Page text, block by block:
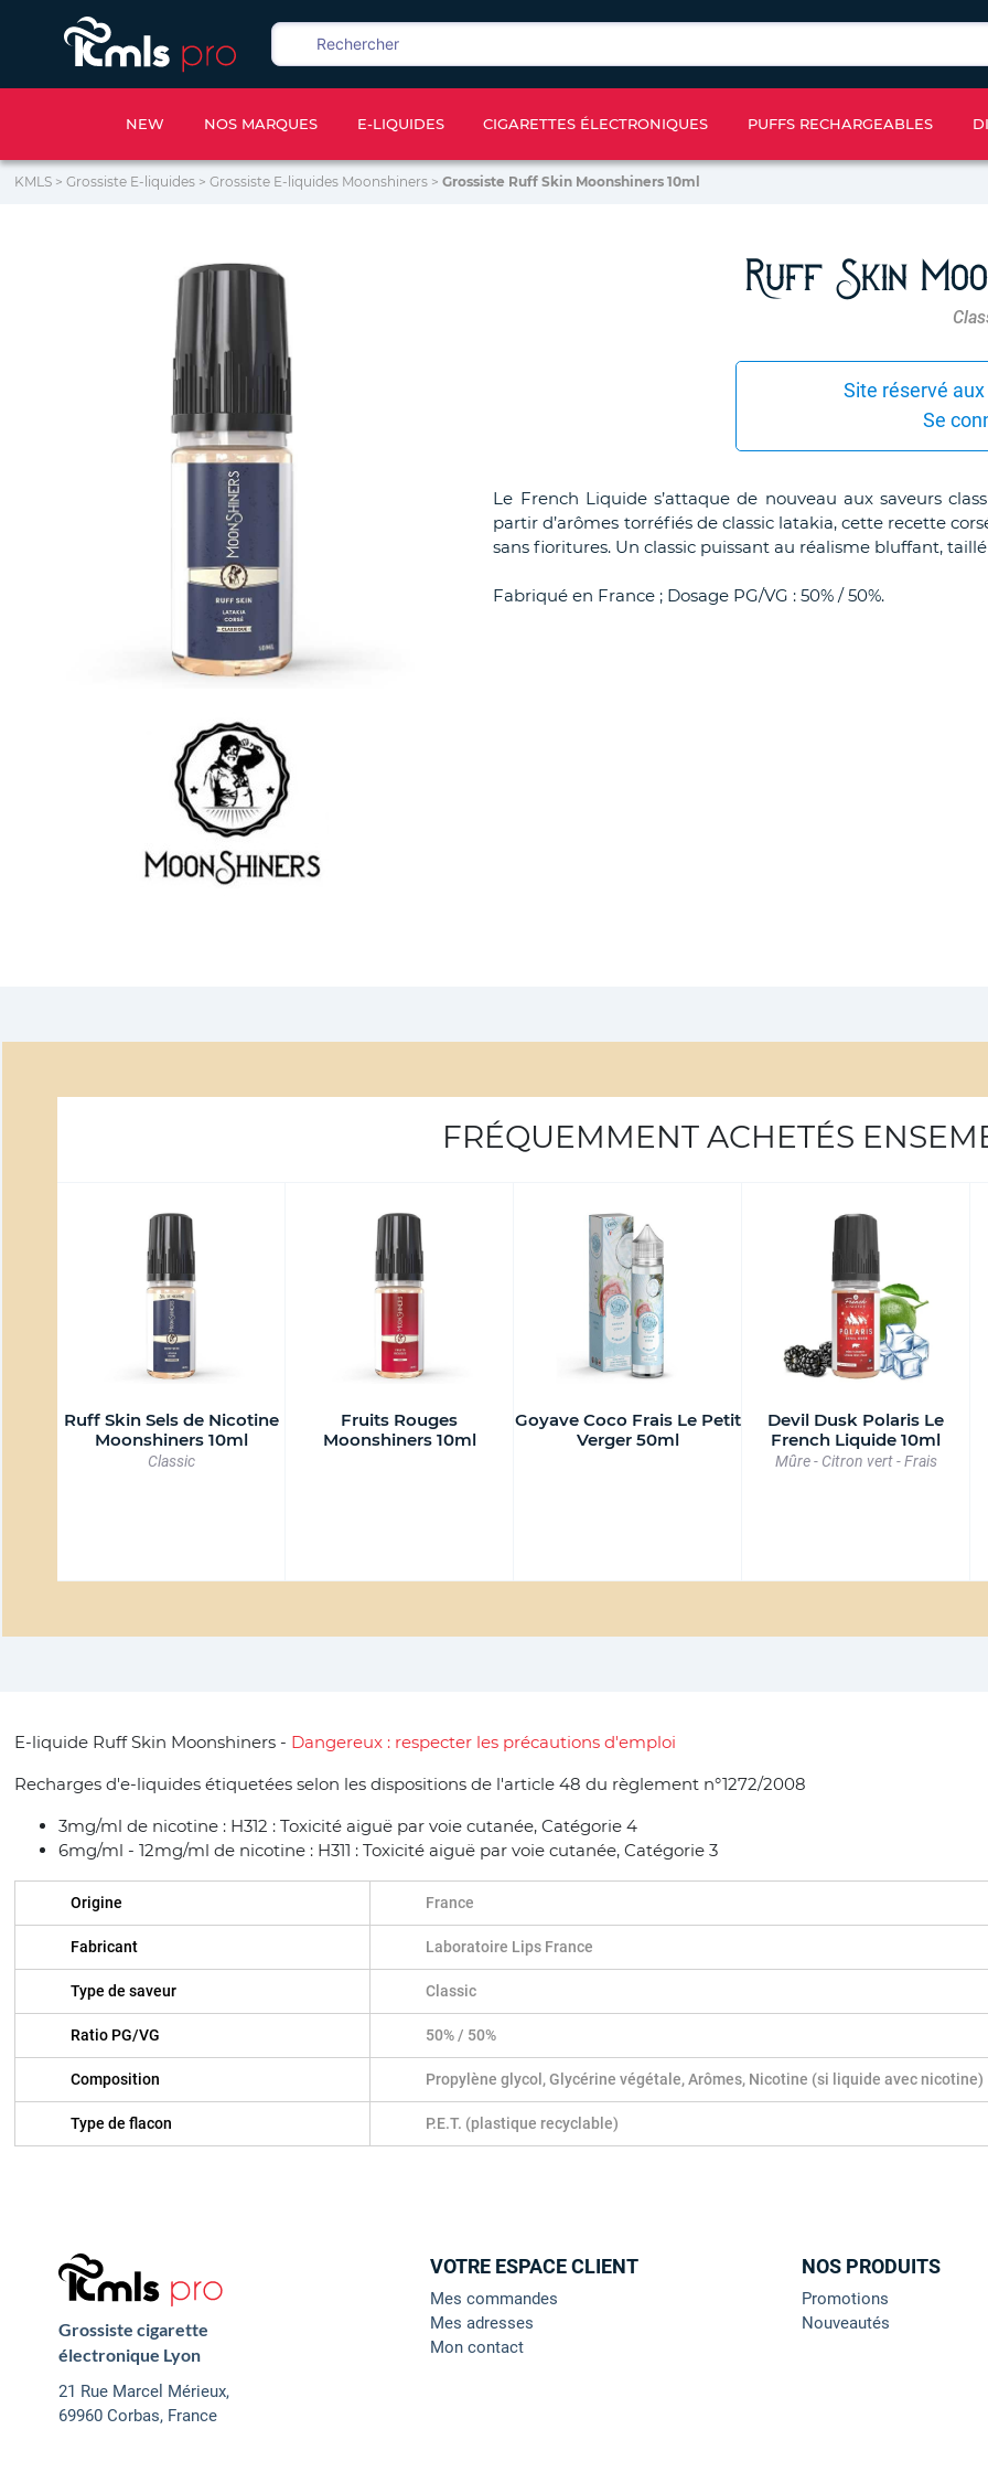
NEW NOS MARQUES E-LIQUIDES CIGARETTES ÉLECTRONIQUES PUFFS RECHARGEABLES
KMLS > Grossiste E-liquides > Grossiste E-liquides Moonshiners > Grossiste Ruff Skin Moonshiners 10ml
Ruff Skin
Site réservé
Se
Le French Liquide s’attaque de nouveau aux saveurs
partir d’arômes torréfiés de classic latakia, cette recette
sans fioritures. Un classic puissant au réalisme bluffant,
Fabriqué en France ; Dosage PG/VG : 50% / 50%.
FRÉQUEMMENT ACHETÉS
Ruff Skin Sels de Nicotine
Moonshiners 10ml
Classic
Fruits Rouges
Moonshiners 10ml
Goyave Coco Frais Le Petit
Verger 50ml
Devil Dusk Polaris Le
French Liquide 10ml
Mûre - Citron vert - Frais
E-liquide Ruff Skin Moonshiners - Dangereux : respecter les précautions d'emploi
Recharges d'e-liquides étiquetées selon les dispositions de l'article 48 du règlement n°1272/2008
3mg/ml de nicotine : H312 : Toxicité aiguë par voie cutanée, Catégorie 4
6mg/ml - 12mg/ml de nicotine : H311 : Toxicité aiguë par voie cutanée, Catégorie 3
Origine France
Fabricant Laboratoire Lips France
Type de saveur Classic
Ratio PG/VG 50% / 50%
Composition Propylène glycol, Glycérine végétale, Arômes, Nicotine (si liquide avec nicotine)
Type de flacon P.E.T. (plastique recyclable)
Grossiste cigarette
électronique Lyon
21 Rue Marcel Mérieux,
69960 Corbas, France
VOTRE ESPACE CLIENT
Mes commandes
Mes adresses
Mon contact
NOS PRODUITS
Promotions
Nouveautés